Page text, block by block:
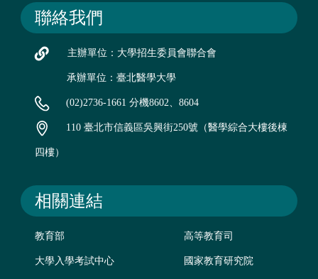
聯絡我們
主辦單位：大學招生委員會聯合會
承辦單位：臺北醫學大學
(02)2736-1661 分機8602、8604
110 臺北市信義區吳興街250號（醫學綜合大樓後棟
四樓）
相關連結
教育部 高等教育司
大學入學考試中心 國家教育研究院